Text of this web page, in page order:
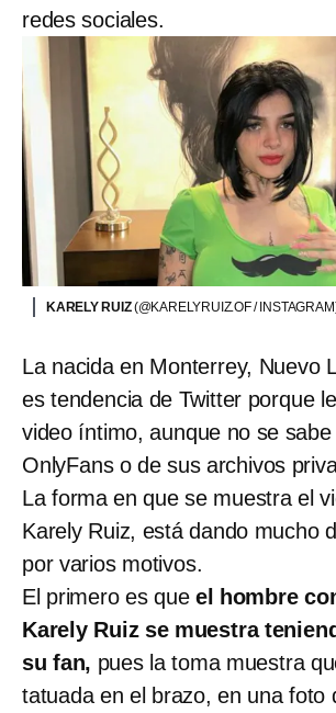
redes sociales.
KARELY RUIZ(@KARELYRUIZ.OF /
La nacida en Monterrey, Nuevo
es tendencia de Twitter porque
video íntimo, aunque no se
OnlyFans o de sus archivos
La forma en que se muestra el
Karely Ruiz, está dando mucho
por varios motivos.
El primero es queel hombre
Karely Ruiz se muestra
su fan, pues la toma muestra
tatuada en el brazo, en una foto